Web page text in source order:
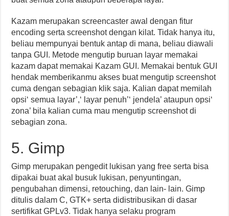
Kazam merupakan screencaster awal dengan fitur
encoding serta screenshot dengan kilat. Tidak hanya itu,
beliau mempunyai bentuk antap di mana, beliau diawali
tanpa GUI. Metode mengutip buruan layar memakai
kazam dapat memakai Kazam GUI. Memakai bentuk GUI
hendak memberikanmu akses buat mengutip screenshot
cuma dengan sebagian klik saja. Kalian dapat memilah
opsi‘ semua layar’,‘ layar penuh’‘ jendela’ ataupun opsi‘
zona’ bila kalian cuma mau mengutip screenshot di
sebagian zona.
5. Gimp
Gimp merupakan pengedit lukisan yang free serta bisa
dipakai buat akal busuk lukisan, penyuntingan,
pengubahan dimensi, retouching, dan lain- lain. Gimp
ditulis dalam C, GTK+ serta didistribusikan di dasar
sertifikat GPLv3. Tidak hanya selaku program